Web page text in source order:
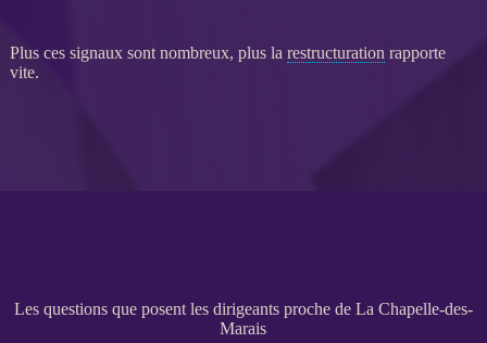
Plus ces signaux sont nombreux, plus la restructuration rapporte
vite.
Les questions que posent les dirigeants proche de La Chapelle-des-
Marais